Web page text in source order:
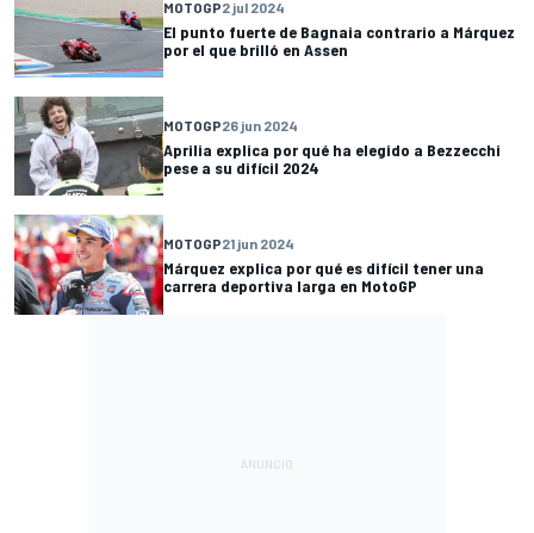
MOTOGP2 jul 2024
El punto fuerte de Bagnaia contrario a Márquez
por el que brilló en Assen
MOTOGP26 jun 2024
Aprilia explica por qué ha elegido a Bezzecchi
pese a su difícil 2024
MOTOGP21 jun 2024
Márquez explica por qué es difícil tener una
carrera deportiva larga en MotoGP